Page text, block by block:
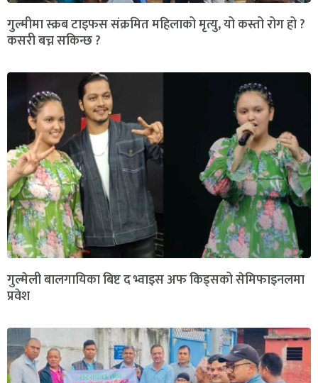
गुल्मीमा स्क्रब टाइफस संक्रमित महिलाको मृत्यु, यो कस्तो रोग हो ?
कसरी बच्न सकिन्छ ?
गुल्मेली बालगायिका बिष्ट द भ्वाइस अफ किड्सको सेमिफाइनलमा
प्रवेश